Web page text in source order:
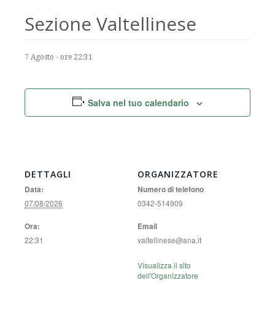
Sezione Valtellinese
7 Agosto - ore 22:31
Salva nel tuo calendario
DETTAGLI
Data:
07/08/2026
Ora:
22:31
ORGANIZZATORE
Numero di telefono
0342-514909
Email
valtellinese@ana.it
Visualizza il sito
dell'Organizzatore